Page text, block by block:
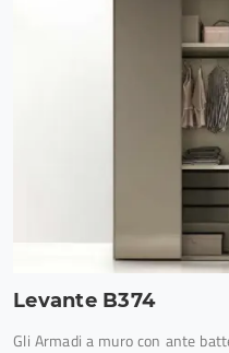
Levante B374
Gli Armadi a muro con ante